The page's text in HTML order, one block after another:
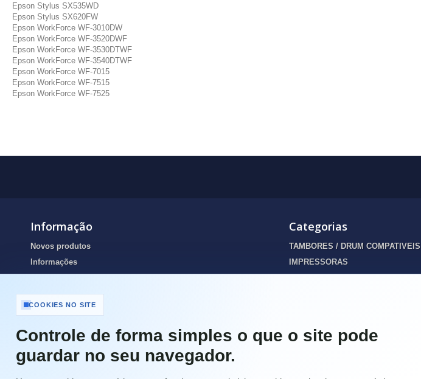
Epson Stylus SX535WD
Epson Stylus SX620FW
Epson WorkForce WF-3010DW
Epson WorkForce WF-3520DWF
Epson WorkForce WF-3530DTWF
Epson WorkForce WF-3540DTWF
Epson WorkForce WF-7015
Epson WorkForce WF-7515
Epson WorkForce WF-7525
Informação
Novos produtos
Informações
Portes de envio
Resolução de Litígios Online
Termos e condições
Portes de Envio e pagamento
Garantias
Categorias
TAMBORES / DRUM COMPATIVEIS
IMPRESSORAS
INFORMATICA
ENERGIA
COOKIES NO SITE
Controle de forma simples o que o site pode
guardar no seu navegador.